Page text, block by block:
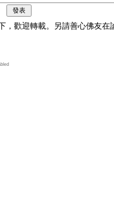
發表
，歡迎轉載。另請善心佛友